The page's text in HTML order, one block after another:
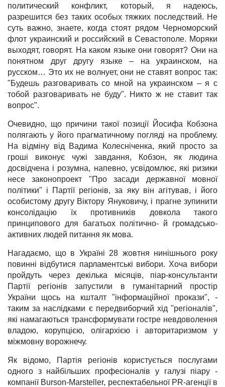
политический конфликт, который, я надеюсь,
разрешится без таких особых тяжких последствий. Не
суть важно, знаете, когда стоят рядом Черноморский
флот украинский и российский в Севастополе. Моряки
выходят, говорят. На каком языке они говорят? Они на
понятном друг другу языке – на украинском, на
русском… Это их не волнует, они не ставят вопрос так:
"Будешь разговаривать со мной на украинском – я с
тобой разговаривать не буду". Никто ж не ставит так
вопрос".
Очевидно, що причини такої позиції Йосифа Кобзона
полягають у його прагматичному погляді на проблему.
На відміну від Вадима Колесніченка, який просто за
гроші виконує чужі завдання, Кобзон, як людина
досвідчена і розумна, напевно, усвідомлює, які ризики
несе законопроект "Про засади державної мовної
політики" і Партії регіонів, за яку він агітував, і його
особистому другу Віктору Януковичу, і прагне зупинити
консолідацію їх противників довкола такого
принципового для багатьох політично- й громадсько-
активних людей питання як мова.
Нагадаємо, що в Україні 28 жовтня нинішнього року
повинні відбутися парламентські вибори. Хоча вибори
пройдуть через декілька місяців, піар-консультанти
Партії регіонів запустили в гуманітарний простір
України щось на кшталт "інформаційної прокази", -
таким за наслідками є передвиборчий хід "регіоналів",
які намагаються трансформувати гостре невдоволення
владою, корупцією, олігархією і авторитаризмом у
міжмовну ворожнечу.
Як відомо, Партія регіонів користується послугами
одного з найбільших професіоналів у галузі піару -
компанії Burson-Marsteller, респектабельної PR-агенції в